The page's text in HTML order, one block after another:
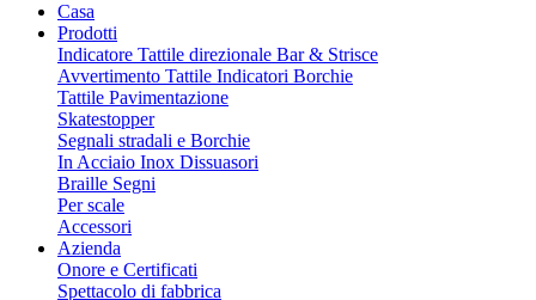
Casa
Prodotti
Indicatore Tattile direzionale Bar & Strisce
Avvertimento Tattile Indicatori Borchie
Tattile Pavimentazione
Skatestopper
Segnali stradali e Borchie
In Acciaio Inox Dissuasori
Braille Segni
Per scale
Accessori
Azienda
Onore e Certificati
Spettacolo di fabbrica